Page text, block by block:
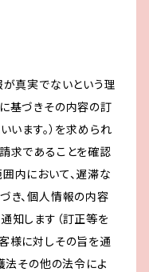
が真実でないという理
基づきその内容の訂
います。）を求められ
求であることを確認
内において、遅滞な
き、個人情報の内容
知します（訂正等を
様に対しその旨を通
法その他の法令によ